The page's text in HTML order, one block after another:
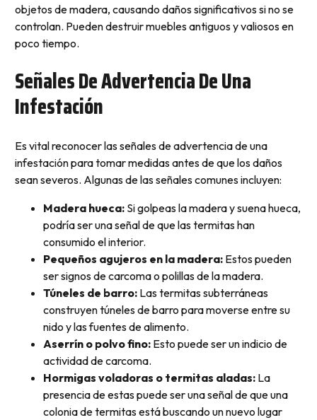
objetos de madera, causando daños significativos si no se
controlan. Pueden destruir muebles antiguos y valiosos en
poco tiempo.
Señales De Advertencia De Una
Infestación
Es vital reconocer las señales de advertencia de una
infestación para tomar medidas antes de que los daños
sean severos. Algunas de las señales comunes incluyen:
Madera hueca:Si golpeas la madera y suena hueca,
podría ser una señal de que las termitas han
consumido el interior.
Pequeños agujeros en la madera:Estos pueden
ser signos de carcoma o polillas de la madera.
Túneles de barro:Las termitas subterráneas
construyen túneles de barro para moverse entre su
nido y las fuentes de alimento.
Aserrín o polvo fino:Esto puede ser un indicio de
actividad de carcoma.
Hormigas voladoras o termitas aladas:La
presencia de estas puede ser una señal de que una
colonia de termitas está buscando un nuevo lugar